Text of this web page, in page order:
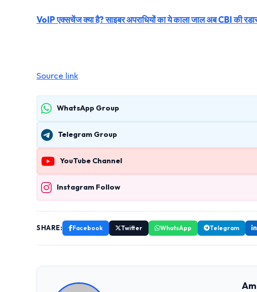
VoIP एक्सचेंज क्या है? साइबर अपराधियों का ये काला जाल अब CBI की
Source link
WhatsApp Group
Telegram Group
YouTube Channel
Instagram Follow
SHARE: Facebook Twitter WhatsApp Telegram